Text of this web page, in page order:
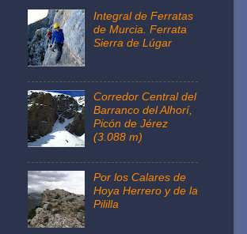
Integral de Ferratas
de Murcia. Ferrata
Sierra de Lúgar
Corredor Central del
Barranco del Alhorí,
Picón de Jérez
(3.088 m)
Por los Calares de
Hoya Herrero y de la
Pililla